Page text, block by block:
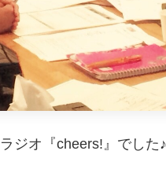
ジオ『cheers!』でした♪